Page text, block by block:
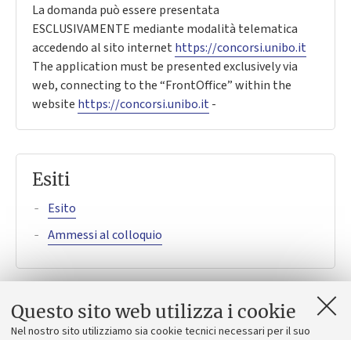
Questo sito web utilizza i cookie
Nel nostro sito utilizziamo sia cookie tecnici necessari per il suo
La domanda può essere presentata
ESCLUSIVAMENTE mediante modalità telematica
accedendo al sito internet https://concorsi.unibo.it
The application must be presented exclusively via
web, connecting to the “FrontOffice” within the
website https://concorsi.unibo.it-
Esiti
Esito
Ammessi al colloquio
Bando